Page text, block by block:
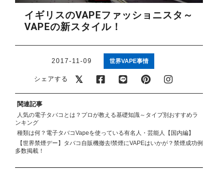
アメリカ・カナダ製 日本製（フレーバー）
イギリスのVAPEファッショニスタ～
VAPEの新スタイル！
2017-11-09 世界VAPE事情
シェアする
関連記事
人気の電子タバコとは？プロが教える基礎知識～タイプ別おすすめラ
ンキング
種類は何？電子タバコVapeを使っている有名人・芸能人【国内編】
【世界禁煙デー】タバコ自販機撤去!禁煙にVAPEはいかが？禁煙成功例
多数掲載！